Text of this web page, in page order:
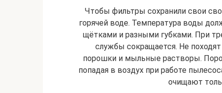
Чтобы фильтры сохранили свои
горячей воде. Температура воды
щётками и разными губками. При
службы сокращается. Не
порошки и мыльные растворы.
попадая в воздух при работе
очищают